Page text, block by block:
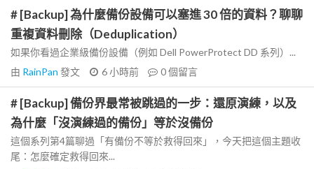
# [Backup] 為什麼備份設備可以塞進 30 倍的資料？聊聊
重複資料刪除（Deduplication）
如果你看過企業級備份設備（例如 Dell PowerProtect DD 系列）...
由 RainPan 發文 6 小時前 0個留言
# [Backup] 備份界最常被跳過的一步：還原演練，以及
為什麼「沒演練過的備份」等於沒備份
這個系列第4篇聊過「有備份不等於救得回來」，今天把這個主題收
尾：怎麼確定救得回來...